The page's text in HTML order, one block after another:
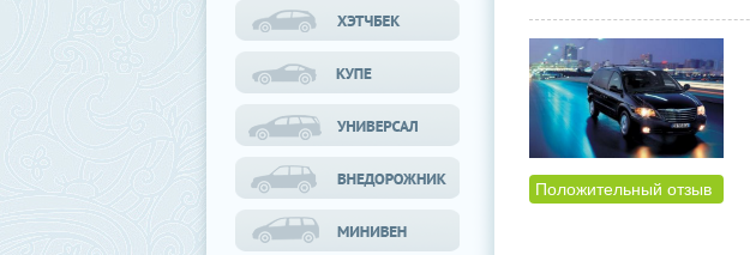
Положительный отзыв